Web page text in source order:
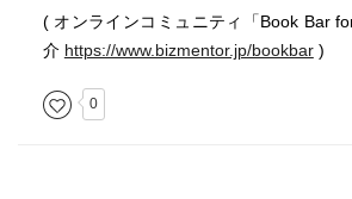
( オンラインコミュニティ「Book Bar
介 https://www.bizmentor.jp/bookbar)
0